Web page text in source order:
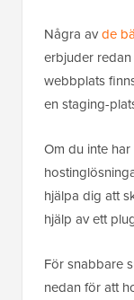
Några avde
erbjuder
webbplats
en staging-
Om du inte
hjälpa dig att
hjälp av ett
För snabbare
nedan för att